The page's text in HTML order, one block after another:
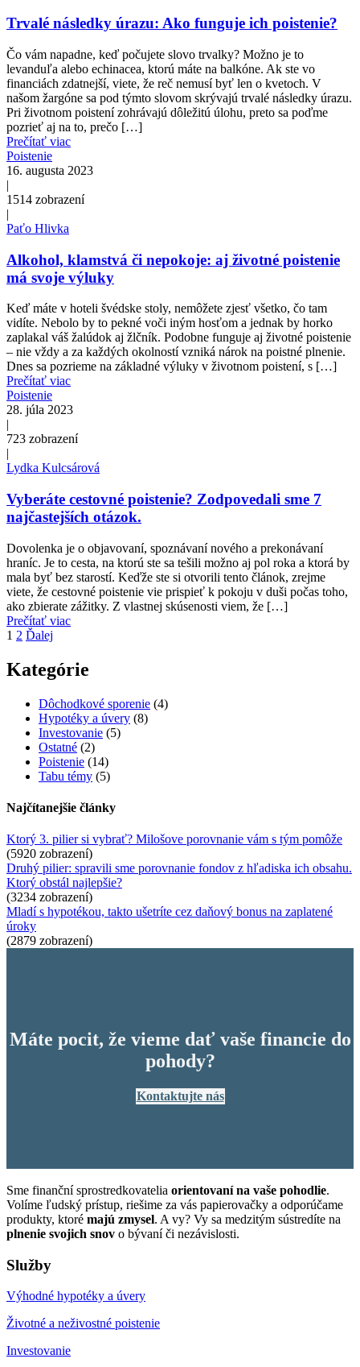
Trvalé následky úrazu: Ako funguje ich poistenie?
Čo vám napadne, keď počujete slovo trvalky? Možno je to
levanduľa alebo echinacea, ktorú máte na balkóne. Ak ste vo
financiách zdatnejší, viete, že reč nemusí byť len o kvetoch. V
našom žargóne sa pod týmto slovom skrývajú trvalé následky úrazu.
Pri životnom poistení zohrávajú dôležitú úlohu, preto sa poďme
pozrieť aj na to, prečo […]
Prečítať viac
Poistenie
16. augusta 2023
|
1514 zobrazení
|
Paťo Hlivka
Alkohol, klamstvá či nepokoje: aj životné poistenie
má svoje výluky
Keď máte v hoteli švédske stoly, nemôžete zjesť všetko, čo tam
vidíte. Nebolo by to pekné voči iným hosťom a jednak by horko
zaplakal váš žalúdok aj žlčník. Podobne funguje aj životné poistenie
– nie vždy a za každých okolností vzniká nárok na poistné plnenie.
Dnes sa pozrieme na základné výluky v životnom poistení, s […]
Prečítať viac
Poistenie
28. júla 2023
|
723 zobrazení
|
Lydka Kulcsárová
Vyberáte cestovné poistenie? Zodpovedali sme 7
najčastejších otázok.
Dovolenka je o objavovaní, spoznávaní nového a prekonávaní
hraníc. Je to cesta, na ktorú ste sa tešili možno aj pol roka a ktorá by
mala byť bez starostí. Keďže ste si otvorili tento článok, zrejme
viete, že cestovné poistenie vie prispieť k pokoju v duši počas toho,
ako zbierate zážitky. Z vlastnej skúsenosti viem, že […]
Prečítať viac
1 2 Ďalej
Kategórie
Dôchodkové sporenie (4)
Hypotéky a úvery (8)
Investovanie (5)
Ostatné (2)
Poistenie (14)
Tabu témy (5)
Najčítanejšie články
Ktorý 3. pilier si vybrať? Milošove porovnanie vám s tým pomôže
(5920 zobrazení)
Druhý pilier: spravili sme porovnanie fondov z hľadiska ich obsahu.
Ktorý obstál najlepšie?
(3234 zobrazení)
Mladí s hypotékou, takto ušetríte cez daňový bonus na zaplatené
úroky
(2879 zobrazení)
Máte pocit, že vieme dať vaše financie do
pohody?
Kontaktujte nás
Sme finanční sprostredkovatelia orientovaní na vaše pohodlie.
Volíme ľudský prístup, riešime za vás papierovačky a odporúčame
produkty, ktoré majú zmysel. A vy? Vy sa medzitým sústredíte na
plnenie svojich snov o bývaní či nezávislosti.
Služby
Výhodné hypotéky a úvery
Životné a neživostné poistenie
Investovanie